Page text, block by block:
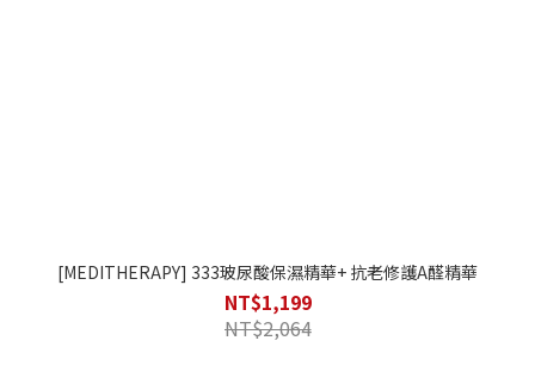
[MEDITHERAPY] 333玻尿酸保濕精華+ 抗老修護A醛精華
NT$1,199
NT$2,064